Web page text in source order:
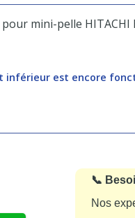
mini-pelle HITACHI
inférieur est encore
📞
Nos